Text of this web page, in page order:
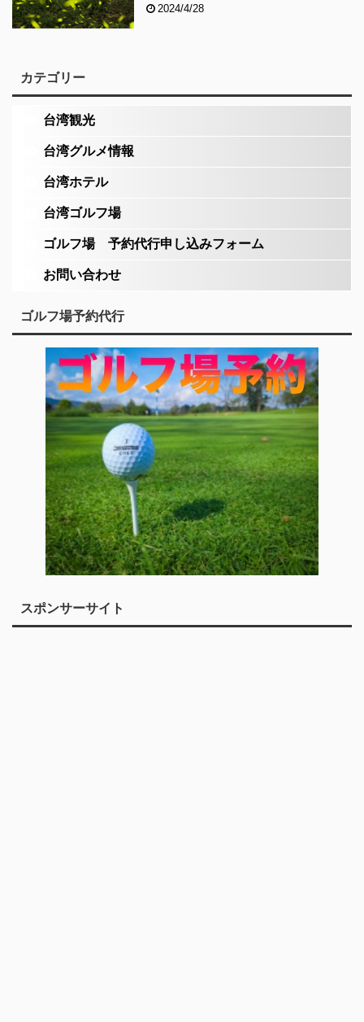
2024/4/28
カテゴリー
台湾観光
台湾グルメ情報
台湾ホテル
台湾ゴルフ場
ゴルフ場 予約代行申し込みフォーム
お問い合わせ
ゴルフ場予約代行
スポンサーサイト